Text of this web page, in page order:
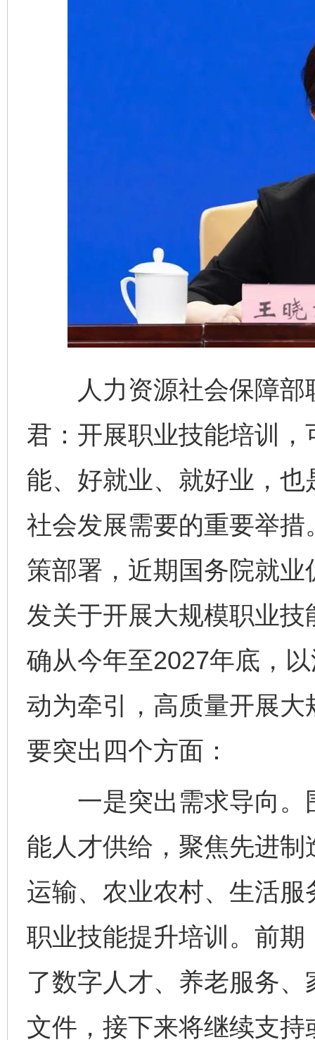
人力资源社会保障部
君：开展职业技能培训
能、好就业、就好业，
社会发展需要的重要举
策部署，近期国务院就
发关于开展大规模职业
确从今年至2027年底，
动为牵引，高质量开展
要突出四个方面：
一是突出需求导向。
能人才供给，聚焦先进
运输、农业农村、生活
职业技能提升培训。前
了数字人才、养老服务
文件，接下来将继续支